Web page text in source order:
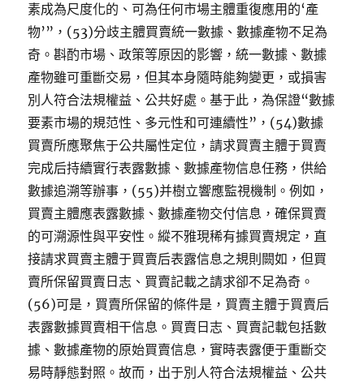
素成為尺度化的、可為任何市場主體重復應用的‘產
物’”，(53)分歧主體買賣統一數據、數據產物不足為
奇。斟酌市場、政策等原因的影響，統一數據、數據
產物雖可重斷交易，但其本身隨時能夠變更，或損害
別人符合法規權益、公共好處。基于此，為保證“數據
要素市場的規范性、多元性和可連續性”，(54)數據
買賣所應聚焦于公共屬性定位，請求買賣主體于買賣
完成后持續實行表露數據、數據產物信息任務，供給
數據追溯等辦事，(55)并樹立響應監視機制。例如，
買賣主體應表露數據、數據產物交付信息，確保買賣
的可溯源性與平安性。縱不雅現稀有據買賣規定，直
接請求買賣主體于買賣后表露信息之規則闕如，但買
賣所保留買賣日志、買賣記載之請求卻不足為奇。
(56)可是，買賣所保留的條件是，買賣主體于買賣后
表露數據買賣相干信息。買賣日志、買賣記載包括數
據、數據產物的原始買賣信息，實時表露便于重斷交
易時靜態對照。故而，出于別人符合法規權益、公共